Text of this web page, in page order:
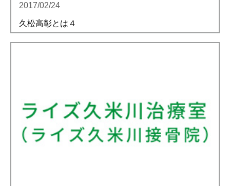
2017/02/24
久松高彰とは４